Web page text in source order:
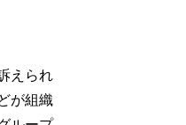
えられ
が組織